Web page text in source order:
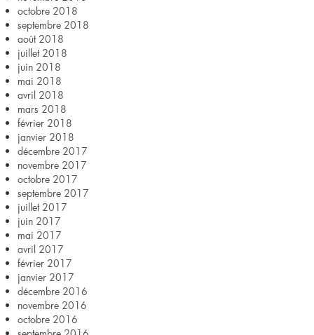
octobre 2018
septembre 2018
août 2018
juillet 2018
juin 2018
mai 2018
avril 2018
mars 2018
février 2018
janvier 2018
décembre 2017
novembre 2017
octobre 2017
septembre 2017
juillet 2017
juin 2017
mai 2017
avril 2017
février 2017
janvier 2017
décembre 2016
novembre 2016
octobre 2016